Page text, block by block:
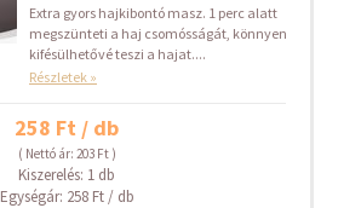
Extra gyors hajkibontó masz. 1 perc alatt
megszünteti a haj csomósságát, könnyen
kifésülhetővé teszi a hajat....
Részletek »
258 Ft / db
( Nettó ár: 203 Ft )
Kiszerelés: 1 db
Egységár: 258 Ft / db